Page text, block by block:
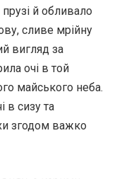
й обливало
сливе мрійну
вигляд за
очі в той
майського неба.
в сизу та
згодом важко